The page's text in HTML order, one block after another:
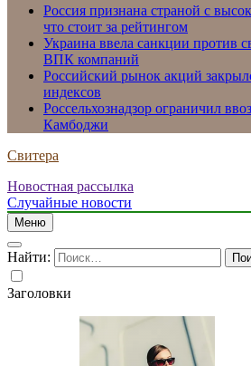
Россия признана страной с
что стоит за рейтингом
Украина ввела санкции против
ВПК компаний
Российский рынок акций
индексов
Россельхознадзор ограничил
Камбоджи
Свитера
Новостная рассылка
Случайные новости
Меню
Найти:
Заголовки